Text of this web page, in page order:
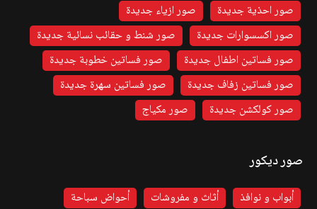
صور احذية جديدة
صور ازياء جديدة
صور اكسسوارات جديدة
صور شنط و حقائب نسائية جديدة
صور فساتين اطفال جديدة
صور فساتين خطوبة جديدة
صور فساتين زفاف جديدة
صور فساتين سهرة جديدة
صور كولكشن جديدة
صور مكياج
صور ديكور
أبواب و نوافذ أثاث و مفروشات
أحواض سباحة